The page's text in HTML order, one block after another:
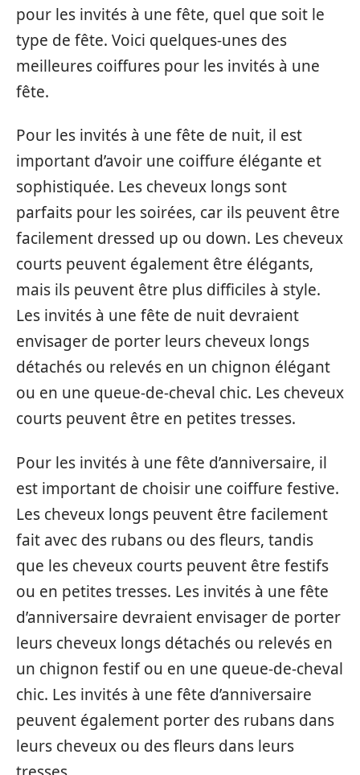
pour les invités à une fête, quel que soit le
type de fête. Voici quelques-unes des
meilleures coiffures pour les invités à une
fête.
Pour les invités à une fête de nuit, il est
important d’avoir une coiffure élégante et
sophistiquée. Les cheveux longs sont
parfaits pour les soirées, car ils peuvent être
facilement dressed up ou down. Les cheveux
courts peuvent également être élégants,
mais ils peuvent être plus difficiles à style.
Les invités à une fête de nuit devraient
envisager de porter leurs cheveux longs
détachés ou relevés en un chignon élégant
ou en une queue-de-cheval chic. Les cheveux
courts peuvent être en petites tresses.
Pour les invités à une fête d’anniversaire, il
est important de choisir une coiffure festive.
Les cheveux longs peuvent être facilement
fait avec des rubans ou des fleurs, tandis
que les cheveux courts peuvent être festifs
ou en petites tresses. Les invités à une fête
d’anniversaire devraient envisager de porter
leurs cheveux longs détachés ou relevés en
un chignon festif ou en une queue-de-cheval
chic. Les invités à une fête d’anniversaire
peuvent également porter des rubans dans
leurs cheveux ou des fleurs dans leurs